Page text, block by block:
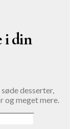
i din
desserter,
og meget mere.